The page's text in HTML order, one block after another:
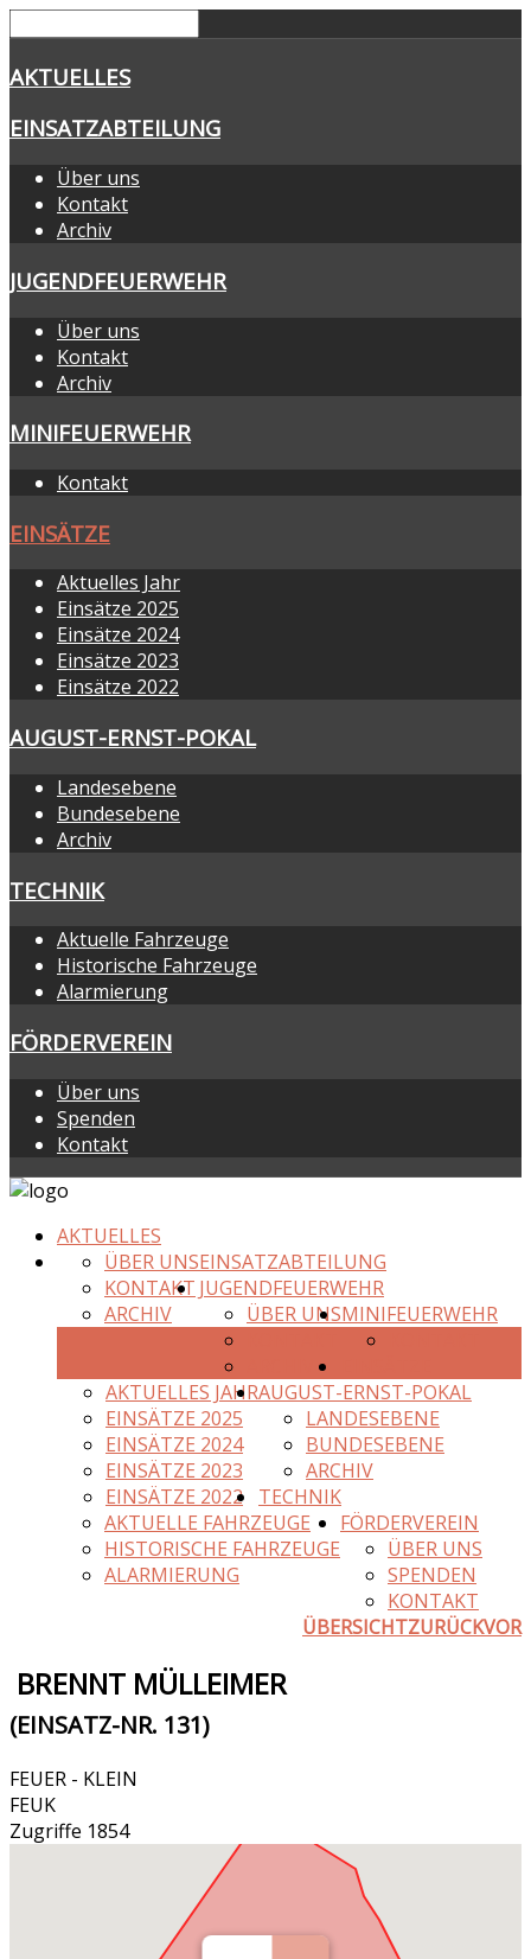
AKTUELLES
EINSATZABTEILUNG
Über uns
Kontakt
Archiv
JUGENDFEUERWEHR
Über uns
Kontakt
Archiv
MINIFEUERWEHR
Kontakt
EINSÄTZE
Aktuelles Jahr
Einsätze 2025
Einsätze 2024
Einsätze 2023
Einsätze 2022
AUGUST-ERNST-POKAL
Landesebene
Bundesebene
Archiv
TECHNIK
Aktuelle Fahrzeuge
Historische Fahrzeuge
Alarmierung
FÖRDERVEREIN
Über uns
Spenden
Kontakt
AKTUELLES
EINSATZABTEILUNG
ÜBER UNS
KONTAKT
ARCHIV
JUGENDFEUERWEHR
ÜBER UNSMINIFEUERWEHR
AKTUELLES JAHR
EINSÄTZE 2025
EINSÄTZE 2024
EINSÄTZE 2023
EINSÄTZE 2022
AUGUST-ERNST-POKAL
LANDESEBENE
BUNDESEBENE
ARCHIV
TECHNIK
AKTUELLE FAHRZEUGE
HISTORISCHE FAHRZEUGE
ALARMIERUNG
FÖRDERVEREIN
ÜBER UNS
SPENDEN
KONTAKT
ÜBERSICHTZURÜCKVOR
BRENNT MÜLLEIMER
(EINSATZ-NR. 131)
FEUER - KLEIN
FEUK
Zugriffe 1854